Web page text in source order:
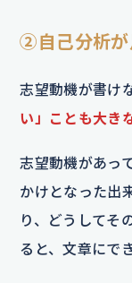
②自己分析が
志望動機が書け
い」ことも大き
志望動機があっ
かけとなった出
り、どうしてそ
ると、文章にで